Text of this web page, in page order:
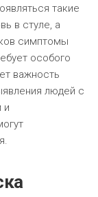
такие
в стуле, а
симптомы
особого
важность
людей с
и